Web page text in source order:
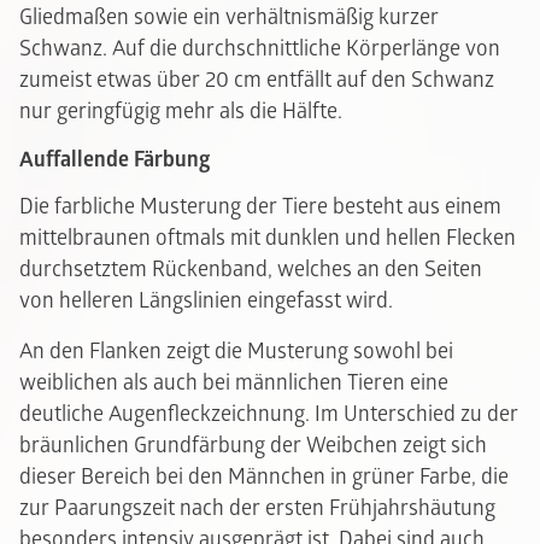
Gliedmaßen sowie ein verhältnismäßig kurzer
Schwanz. Auf die durchschnittliche Körperlänge von
zumeist etwas über 20 cm entfällt auf den Schwanz
nur geringfügig mehr als die Hälfte.
Auffallende Färbung
Die farbliche Musterung der Tiere besteht aus einem
mittelbraunen oftmals mit dunklen und hellen Flecken
durchsetztem Rückenband, welches an den Seiten
von helleren Längslinien eingefasst wird.
An den Flanken zeigt die Musterung sowohl bei
weiblichen als auch bei männlichen Tieren eine
deutliche Augenfleckzeichnung. Im Unterschied zu der
bräunlichen Grundfärbung der Weibchen zeigt sich
dieser Bereich bei den Männchen in grüner Farbe, die
zur Paarungszeit nach der ersten Frühjahrshäutung